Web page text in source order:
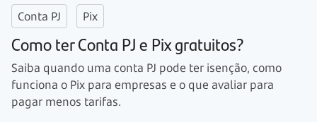
Conta PJ Pix
Como ter Conta PJ e Pix gratuitos?
Saiba quando uma conta PJ pode ter isenção, como
funciona o Pix para empresas e o que avaliar para
pagar menos tarifas.